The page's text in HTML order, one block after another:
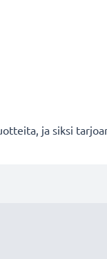
ja siksi